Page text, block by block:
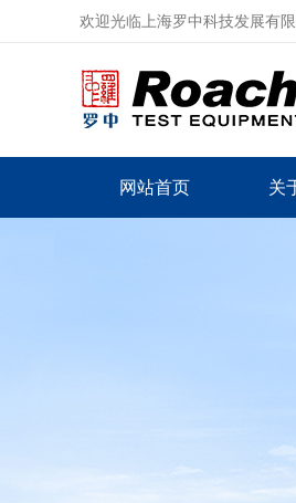
欢迎光临上海罗中科技发展有限
网站首页 关